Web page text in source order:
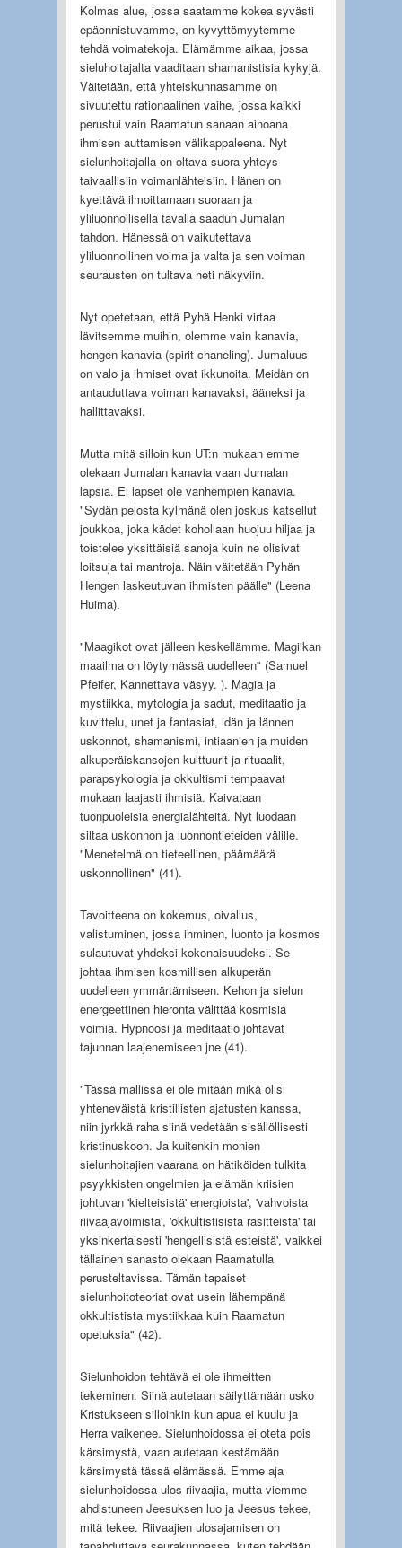
Kolmas alue, jossa saatamme kokea syvästi
epäonnistuvamme, on kyvyttömyytemme
tehdä voimatekoja. Elämämme aikaa, jossa
sieluhoitajalta vaaditaan shamanistisia kykyjä.
Väitetään, että yhteiskunnasamme on
sivuutettu rationaalinen vaihe, jossa kaikki
perustui vain Raamatun sanaan ainoana
ihmisen auttamisen välikappaleena. Nyt
sielunhoitajalla on oltava suora yhteys
taivaallisiin voimanlähteisiin. Hänen on
kyettävä ilmoittamaan suoraan ja
yliluonnollisella tavalla saadun Jumalan
tahdon. Hänessä on vaikutettava
yliluonnollinen voima ja valta ja sen voiman
seurausten on tultava heti näkyviin.
Nyt opetetaan, että Pyhä Henki virtaa
lävitsemme muihin, olemme vain kanavia,
hengen kanavia (spirit chaneling). Jumaluus
on valo ja ihmiset ovat ikkunoita. Meidän on
antauduttava voiman kanavaksi, ääneksi ja
hallittavaksi.
Mutta mitä silloin kun UT:n mukaan emme
olekaan Jumalan kanavia vaan Jumalan
lapsia. Ei lapset ole vanhempien kanavia.
"Sydän pelosta kylmänä olen joskus katsellut
joukkoa, joka kädet kohollaan huojuu hiljaa ja
toistelee yksittäisiä sanoja kuin ne olisivat
loitsuja tai mantroja. Näin väitetään Pyhän
Hengen laskeutuvan ihmisten päälle" (Leena
Huima).
"Maagikot ovat jälleen keskellämme. Magiikan
maailma on löytymässä uudelleen" (Samuel
Pfeifer, Kannettava väsyy. ). Magia ja
mystiikka, mytologia ja sadut, meditaatio ja
kuvittelu, unet ja fantasiat, idän ja lännen
uskonnot, shamanismi, intiaanien ja muiden
alkuperäiskansojen kulttuurit ja rituaalit,
parapsykologia ja okkultismi tempaavat
mukaan laajasti ihmisiä. Kaivataan
tuonpuoleisia energialähteitä. Nyt luodaan
siltaa uskonnon ja luonnontieteiden välille.
"Menetelmä on tieteellinen, päämäärä
uskonnollinen" (41).
Tavoitteena on kokemus, oivallus,
valistuminen, jossa ihminen, luonto ja kosmos
sulautuvat yhdeksi kokonaisuudeksi. Se
johtaa ihmisen kosmillisen alkuperän
uudelleen ymmärtämiseen. Kehon ja sielun
energeettinen hieronta välittää kosmisia
voimia. Hypnoosi ja meditaatio johtavat
tajunnan laajenemiseen jne (41).
"Tässä mallissa ei ole mitään mikä olisi
yhteneväistä kristillisten ajatusten kanssa,
niin jyrkkä raha siinä vedetään sisällöllisesti
kristinuskoon. Ja kuitenkin monien
sielunhoitajien vaarana on hätiköiden tulkita
psyykkisten ongelmien ja elämän kriisien
johtuvan 'kielteisistä' energioista', 'vahvoista
riivaajavoimista', 'okkultistisista rasitteista' tai
yksinkertaisesti 'hengellisistä esteistä', vaikkei
tällainen sanasto olekaan Raamatulla
perusteltavissa. Tämän tapaiset
sielunhoitoteoriat ovat usein lähempänä
okkultistista mystiikkaa kuin Raamatun
opetuksia" (42).
Sielunhoidon tehtävä ei ole ihmeitten
tekeminen. Siinä autetaan säilyttämään usko
Kristukseen silloinkin kun apua ei kuulu ja
Herra vaikenee. Sielunhoidossa ei oteta pois
kärsimystä, vaan autetaan kestämään
kärsimystä tässä elämässä. Emme aja
sielunhoidossa ulos riivaajia, mutta viemme
ahdistuneen Jeesuksen luo ja Jeesus tekee,
mitä tekee. Riivaajien ulosajamisen on